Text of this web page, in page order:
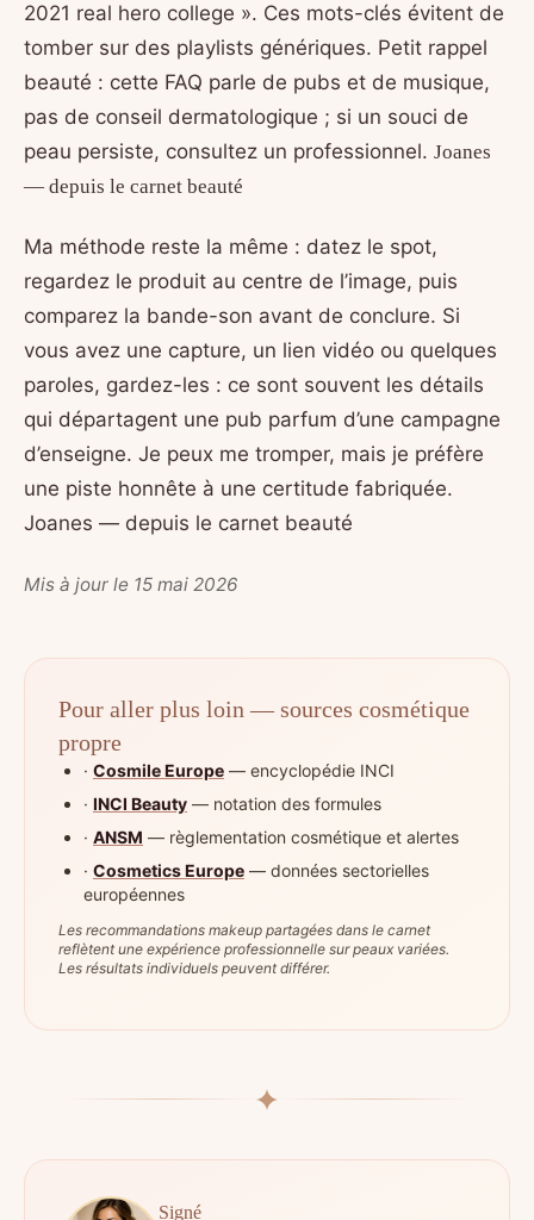
2021 real hero college ». Ces mots-clés évitent de
tomber sur des playlists génériques. Petit rappel
beauté : cette FAQ parle de pubs et de musique,
pas de conseil dermatologique ; si un souci de
peau persiste, consultez un professionnel. Joanes
— depuis le carnet beauté
Ma méthode reste la même : datez le spot,
regardez le produit au centre de l’image, puis
comparez la bande-son avant de conclure. Si
vous avez une capture, un lien vidéo ou quelques
paroles, gardez-les : ce sont souvent les détails
qui départagent une pub parfum d’une campagne
d’enseigne. Je peux me tromper, mais je préfère
une piste honnête à une certitude fabriquée.
Joanes — depuis le carnet beauté
Mis à jour le 15 mai 2026
Pour aller plus loin — sources cosmétique
propre
· Cosmile Europe — encyclopédie INCI
· INCI Beauty — notation des formules
· ANSM — règlementation cosmétique et alertes
· Cosmetics Europe — données sectorielles
européennes
Les recommandations makeup partagées dans le carnet
reflètent une expérience professionnelle sur peaux variées.
Les résultats individuels peuvent différer.
Signé